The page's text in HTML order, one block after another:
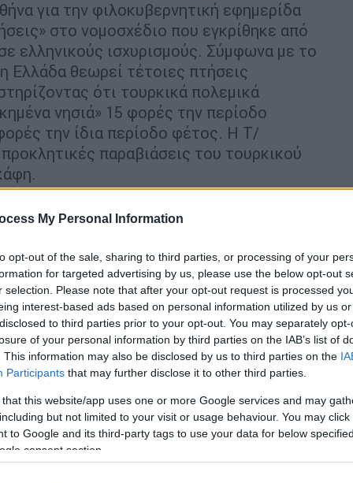
My Personal Information
opt-out of the sale, sharing to third parties, or processing of your
for targeted advertising by us, please use the below opt-out
selection. Please note that after your opt-out request is processed
interest-based ads based on personal information utilized by us
to third parties prior to your opt-out. You may separately
of your personal information by third parties on the IAB’s list of
This information may also be disclosed by us to third parties on the
Participants that may further disclose it to other third parties.
that this website/app uses one or more Google services and may
but not limited to your visit or usage behaviour. You may
to Google and its third-party tags to use your data for below
consent section.
για την φιλοκυβερνητική εφημερίδα
στο νομοσχέδιο που εγκρίθηκε από
ελληνικούς ισχυρισμούς. Σύμφωνα με το
Ελλάδα θεωρεί τέτοιες πτήσεις
ότι τουρκικά πολεμικά
νησιά» 15 φορές την περίοδο
την ίδια περίοδο φέτος. Η Τ/
παραβιάσεις του τουρκικού
κυκλοφορίας «Ακσάμ» φέρει τίτλο «
φιλοκυβερνητική εφημερίδα «Γενί Ακίτ»
η αντιπολιτευόμενη εφημερίδα
για την πώληση του F-16 αποσύρθηκε», η
τίτλο «Η κρίση των F-16 επιλύεται
εφημερίδα «Yeni Birlik» αναφέρει «Το
Turkiye ανέφερε«Εμπόδιο στις
ηγέτη MHP με χάρτη που
επικράτειας ως υποτιθέμενο